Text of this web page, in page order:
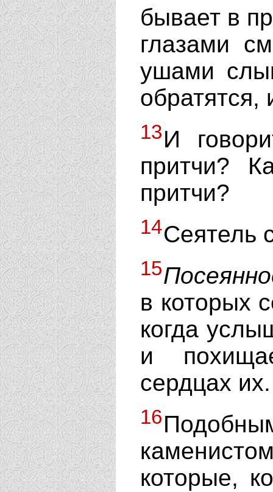
бывает в
глазами
ушами
13И
притчи?
притчи?
14Сеятель
15
в которых
когда
и
сердцах их.
16
которые,